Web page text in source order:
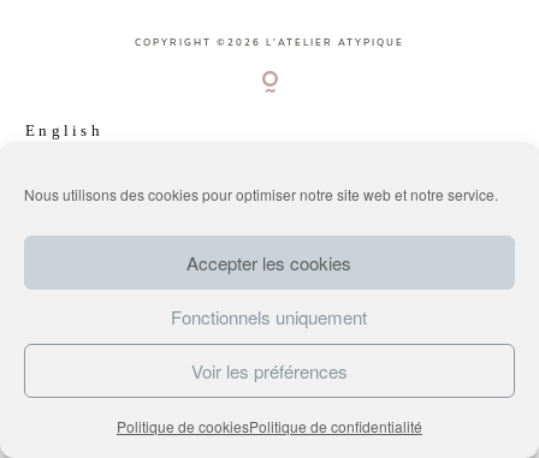
Nous utilisons des cookies pour optimiser notre site web et notre service.
Accepter les cookies
Fonctionnels uniquement
Voir les préférences
Politique de cookiesPolitique de confidentialité
CONTACT
COPYRIGHT ©2026 L'ATELIER ATYPIQUE
English